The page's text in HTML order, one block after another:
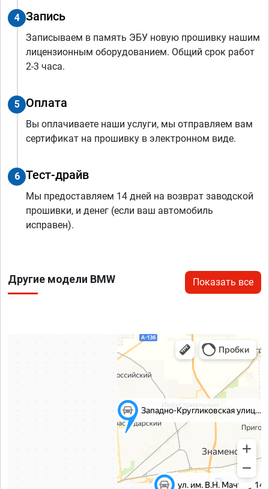
4 Запись
Записываем в память ЭБУ новую прошивку нашим
лицензионным оборудованием. Общий срок работ
2-3 часа.
5 Оплата
Вы оплачиваете наши услуги, мы отправляем вам
сертификат на прошивку в электронном виде.
6 Тест-драйв
Мы предоставляем 14 дней на возврат заводской
прошивки, и денег (если ваш автомобиль
исправен).
Другие модели BMW Показать все